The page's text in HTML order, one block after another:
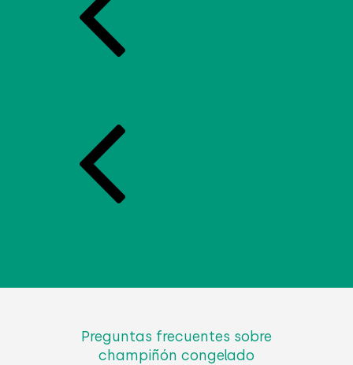
preguntas frecuentes sobre
champiñón congelado